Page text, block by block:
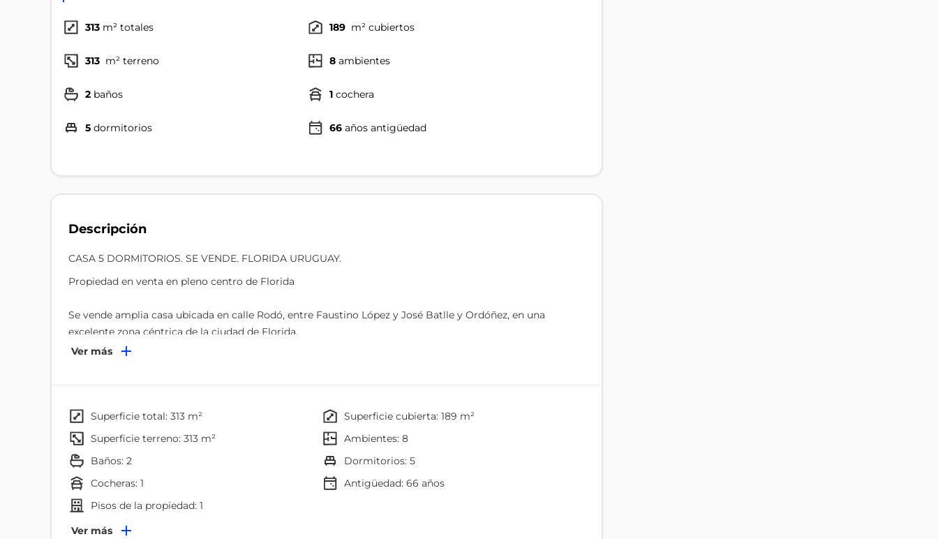
313 m² totales 189 m² cubiertos
313 m² terreno 8 ambientes
2 baños 1 cochera
5 dormitorios 66 años antigüedad
Descripción
CASA 5 DORMITORIOS. SE VENDE. FLORIDA URUGUAY.
Propiedad en venta en pleno centro de Florida
Se vende amplia casa ubicada en calle Rodó, entre Faustino López y José Batlle y Ordóñez, en una
excelente zona céntrica de la ciudad de Florida.
2 baños
Cocina definida
Living comedor
Garage de gran capacidad con portón eléctrico
Ver más
superficie total: 313 m²
superficie cubierta: 189 m²
superficie terreno: 313 m²
ambientes: 8
baños: 2
dormitorios: 5
cocheras: 1
Antigüedad:66 años
pisos de la propiedad: 1
Ambientes
Ver más